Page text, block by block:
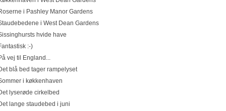
i Pashley Manor Gardens
i West Dean Gardens
hvide have
:-)
vej til England...
blå bed tager rampelyset
i køkkenhaven
lyserøde cirkelbed
lange staudebed i juni